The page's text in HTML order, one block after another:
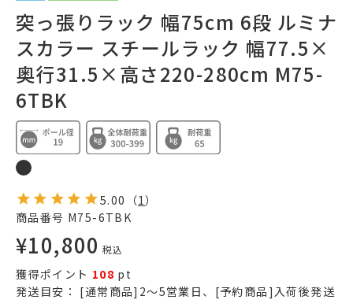
突っ張りラック 幅75cm 6段 ルミナ
スカラー スチールラック 幅77.5×
奥行31.5×高さ220-280cm M75-
6TBK
5.00 （1）
商品番号 M75-6TBK
¥10,800 税込
獲得ポイント 108 pt
発送目安： [通常商品]2～5営業日、[予約商品]入荷後発送